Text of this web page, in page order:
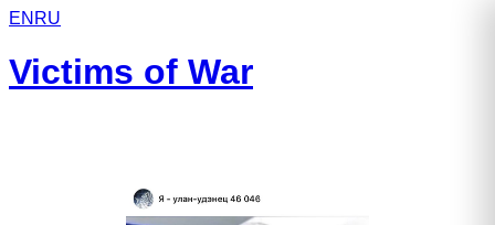
EN RU
Victims of War